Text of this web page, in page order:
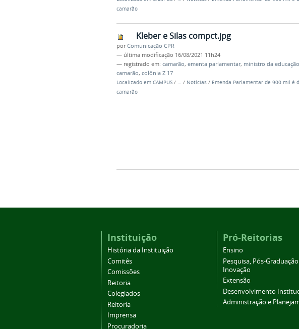
camarão
Kleber e Silas compct.jpg
porComunicação CPR
— última modificação 16/08/2021 11h24
— registrado em: camarão, ementa parlamentar, ministro da educação
camarão, colônia Z 17
Localizado em CAMPUS / … / Notícias / Emenda Parlamentar de 900 mil é
camarão
Instituição
História da Instituição
Comitês
Comissões
Reitoria
Colegiados
Reitoria
Imprensa
Procuradoria
Pró-Reitorias
Ensino
Pesquisa, Pós-
Inovação
Extensão
Desenvolvimento
Administração e